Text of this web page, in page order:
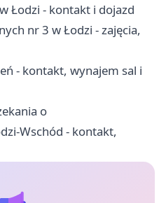
Łodzi - kontakt i dojazd
nr 3 w Łodzi - zajęcia,
- kontakt, wynajem sal i
o
Wschód - kontakt,